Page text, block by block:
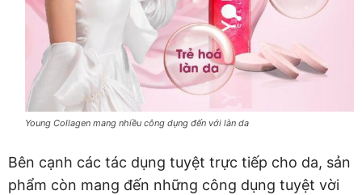
Young Collagen mang nhiều công dụng đến với làn da
Bên cạnh các tác dụng tuyệt trực tiếp cho da, sản
phẩm còn mang đến những công dụng tuyệt vời